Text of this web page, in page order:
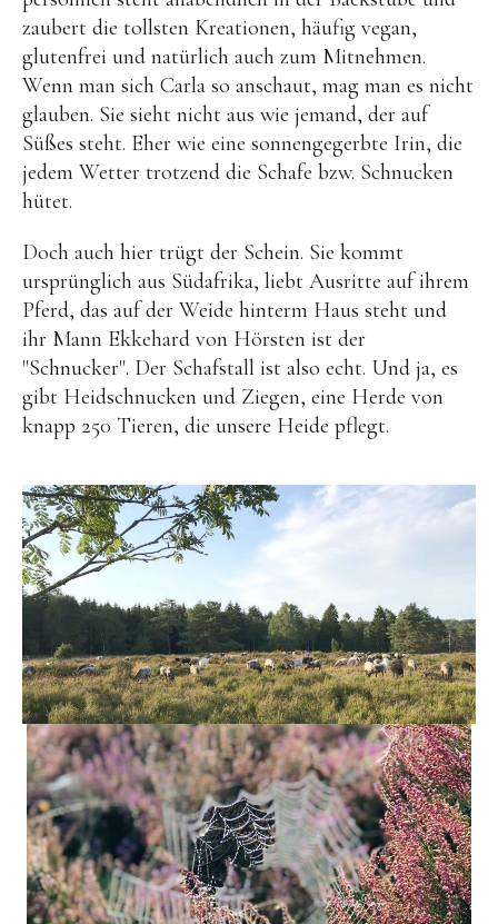
zaubert die tollsten Kreationen, häufig vegan,
glutenfrei und natürlich auch zum Mitnehmen.
Wenn man sich Carla so anschaut, mag man es nicht
glauben. Sie sieht nicht aus wie jemand, der auf
Süßes steht. Eher wie eine sonnengegerbte Irin, die
jedem Wetter trotzend die Schafe bzw. Schnucken
hütet.
Doch auch hier trügt der Schein. Sie kommt
ursprünglich aus Südafrika, liebt Ausritte auf ihrem
Pferd, das auf der Weide hinterm Haus steht und
ihr Mann Ekkehard von Hörsten ist der
"Schnucker". Der Schafstall ist also echt. Und ja, es
gibt Heidschnucken und Ziegen, eine Herde von
knapp 250 Tieren, die unsere Heide pflegt.